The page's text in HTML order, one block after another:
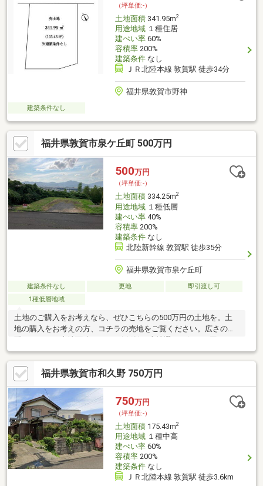
（坪単価:-）
土地面積341.95m2
用途地域１種住居
建ぺい率60%
容積率200%
建築条件なし
ＪＲ北陸本線 敦賀駅 徒歩34分
福井県敦賀市野神
建築条件なし
福井県敦賀市泉ケ丘町 500万円
500万円
（坪単価:-）
土地面積334.25m2
用途地域１種低層
建ぺい率40%
容積率200%
建築条件なし
北陸新幹線 敦賀駅 徒歩35分
福井県敦賀市泉ケ丘町
建築条件なし 更地
即引渡し可
1種低層地域
土地のご購入をお考えなら、ぜひこちらの500万円の土地を。土
地の購入をお考えの方、コチラの売地をご覧ください。広さの心
配がいらない土地面積334.25㎡(公簿)。土地選びで何かお困りの
点がございましたら、お気軽にお問い合わせください。
福井県敦賀市和久野 750万円
750万円
（坪単価:-）
土地面積175.43m2
用途地域１種中高
建ぺい率60%
容積率200%
建築条件なし
ＪＲ北陸本線 敦賀駅 徒歩3.6km